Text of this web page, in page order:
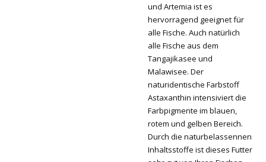
und Artemia ist es
hervorragend geeignet für
alle Fische. Auch natürlich
alle Fische aus dem
Tangajikasee und
Malawisee. Der
naturidentische Farbstoff
Astaxanthin intensiviert die
Farbpigmente im blauen,
rotem und gelben Bereich.
Durch die naturbelassennen
Inhaltsstoffe ist dieses Futter